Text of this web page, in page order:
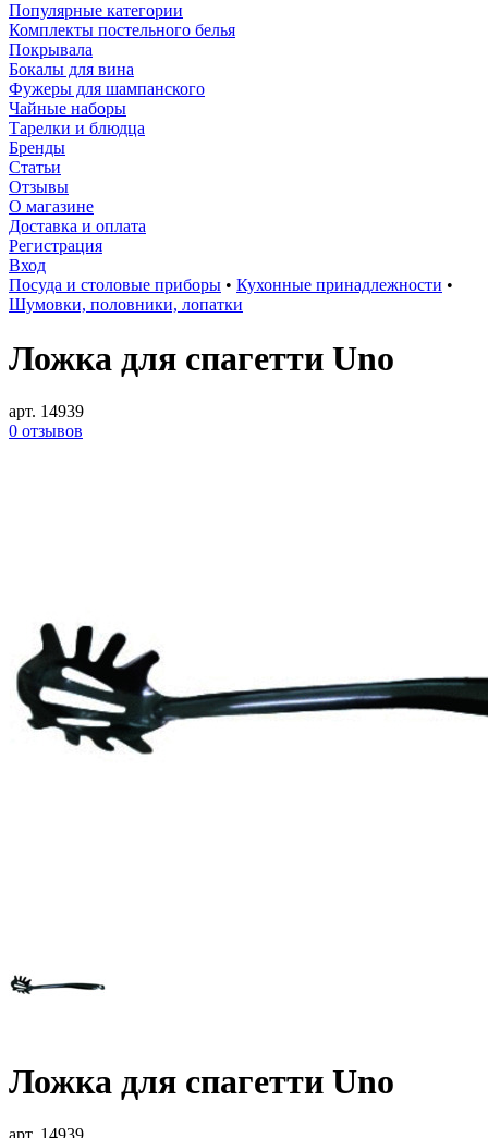
Популярные категории
Комплекты постельного белья
Покрывала
Бокалы для вина
Фужеры для шампанского
Чайные наборы
Тарелки и блюдца
Бренды
Статьи
Отзывы
О магазине
Доставка и оплата
Регистрация
Вход
Посуда и столовые приборы • Кухонные принадлежности •
Шумовки, половники, лопатки
Ложка для спагетти Uno
арт. 14939
0 отзывов
Ложка для спагетти Uno
арт. 14939